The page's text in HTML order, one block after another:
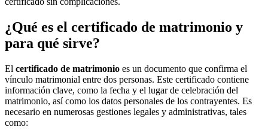
¿Qué es el certificado de matrimonio y
para qué sirve?
El certificado de matrimonio es un documento que confirma el
vínculo matrimonial entre dos personas. Este certificado contiene
información clave, como la fecha y el lugar de celebración del
matrimonio, así como los datos personales de los contrayentes. Es
necesario en numerosas gestiones legales y administrativas, tales
como: